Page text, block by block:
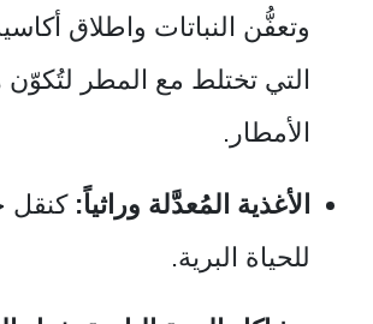
وتعفُّن النباتات واطلاق
التي تختلط مع المطر لتُكوّن
الأمطار.
الأغذية المُعدَّلة وراثياً: كنقل
للحياة البرية.